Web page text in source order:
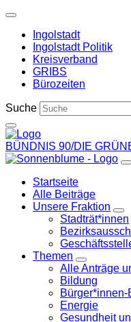
Weiter
Inhalt
Ingolstadt
Ingolstadt Politik
Kreisverband
GRIBS
Bürozeiten
Suche
BÜNDNIS 90/DIE
Startseite
Alle Beiträge
Unsere Fraktion
Stadträt*innen
Themen
Zeige
Untermenü
Alle Anträge
Bildung
Energie
Gesundheit